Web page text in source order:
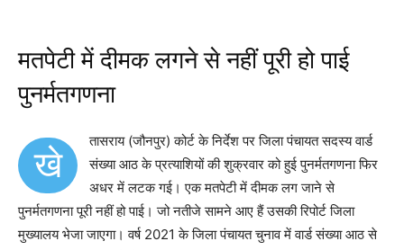
मतपेटी में दीमक लगने से नहीं पूरी हो पाई
पुनर्मतगणना
खे
तासराय (जौनपुर) कोर्ट के निर्देश पर जिला पंचायत सदस्य वार्ड
संख्या आठ के प्रत्याशियों की शुक्रवार को हुई पुनर्मतगणना फिर
अधर में लटक गई। एक मतपेटी में दीमक लग जाने से
पुनर्मतगणना पूरी नहीं हो पाई। जो नतीजे सामने आए हैं उसकी रिपोर्ट जिला
मुख्यालय भेजा जाएगा। वर्ष 2021 के जिला पंचायत चुनाव में वार्ड संख्या आठ से